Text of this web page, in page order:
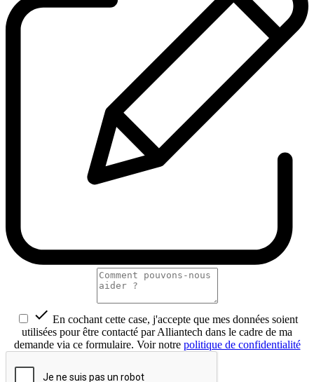
 En cochant cette case, j'accepte que mes données soient
utilisées pour être contacté par Alliantech dans le cadre de ma
demande via ce formulaire. Voir notre politique de confidentialité